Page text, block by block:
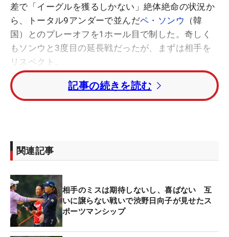
差で「イーグルを獲るしかない」絶体絶命の状況か
ら、トータル9アンダーで並んだペ・ソンウ （韓
国）とのプレーオフを1ホール目で制した。奇しく
もソンウと3度目の延長戦だったが、まずは相手を
リスペクト。
渋野日向子、最強の14本【セッティング写真】
リズムも良くなりますし、楽しく回れるのですごく
今日は楽しみにしてましたし、やっぱり楽しかっ
ゃと思わされますし、今回もソンウさんは長いパッ
トを入れたり、チャンスにつける回数も多かったの
で、自分の足りない所がすごく見えるなと思いなが
ら回ってました」（渋野）
記事の続きを読む
関連記事
相手のミスは期待しないし、喜ばない 互
いに譲らない戦いで渋野日向子が見せたス
ポーツマンシップ